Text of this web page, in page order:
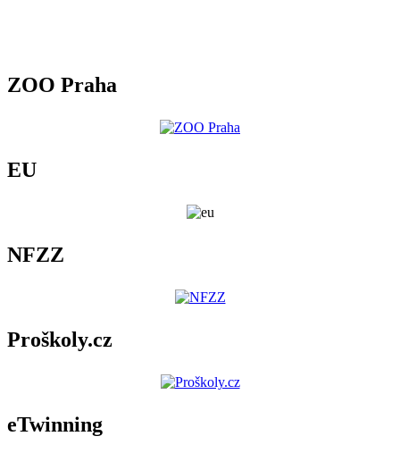
ZOO Praha
EU
NFZZ
Proškoly.cz
eTwinning